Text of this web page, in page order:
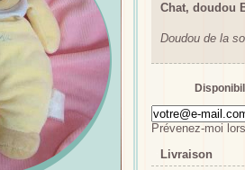
Chat, doudou
Doudou de la
Prévenez-moi
Livraison